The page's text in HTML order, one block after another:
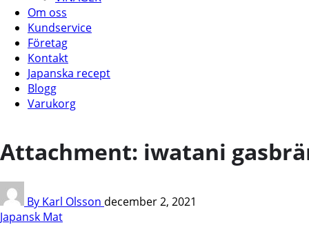
Om oss
Kundservice
Företag
Kontakt
Japanska recept
Blogg
Varukorg
Attachment: iwatani
By Karl Olsson december 2, 2021
Japansk Mat